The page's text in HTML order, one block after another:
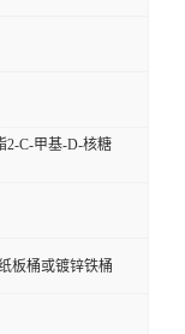
2-C-甲基-D-核糖
板桶或镀锌铁桶